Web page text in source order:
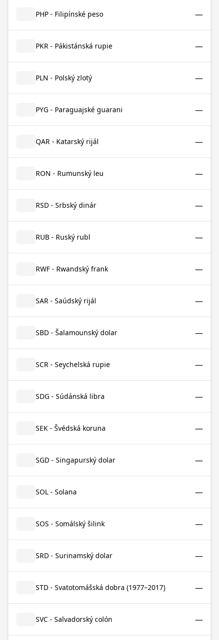
PHP - Filipínské peso —
PKR - Pákistánská rupie —
PLN - Polský zlotý —
PYG - Paraguajské guarani —
QAR - Katarský rijál —
RON - Rumunský leu —
RSD - Srbský dinár —
RUB - Ruský rubl —
RWF - Rwandský frank —
SAR - Saúdský rijál —
SBD - Šalamounský dolar —
SCR - Seychelská rupie —
SDG - Súdánská libra —
SEK - Švédská koruna —
SGD - Singapurský dolar —
SOL - Solana —
SOS - Somálský šilink —
SRD - Surinamský dolar —
STD - Svatotomášská dobra (1977–2017) —
SVC - Salvadorský colón —